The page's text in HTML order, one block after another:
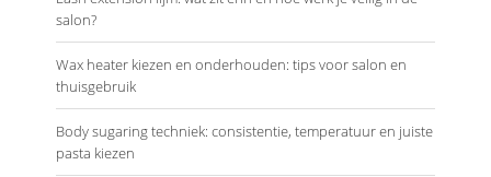
salon?
Wax heater kiezen en onderhouden: tips voor salon en
thuisgebruik
Body sugaring techniek: consistentie, temperatuur en juiste
pasta kiezen